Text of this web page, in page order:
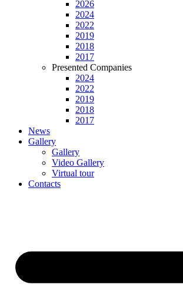
2026
2024
2022
2019
2018
2017
Presented Companies
2024
2022
2019
2018
2017
News
Gallery
Gallery
Video Gallery
Virtual tour
Contacts